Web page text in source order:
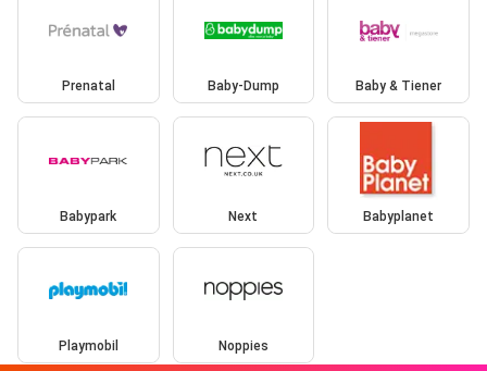
Prenatal Baby-Dump Baby & Tiener
Babypark Next Babyplanet
Playmobil Noppies